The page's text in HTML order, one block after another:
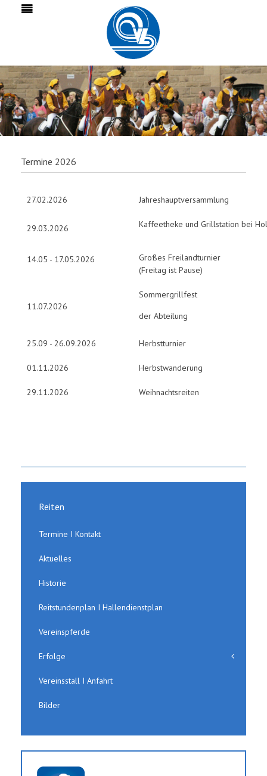
Termine 2026
27.02.2026 Jahreshauptversammlung
29.03.2026 Kaffeetheke und Grillstation bei
14.05 - 17.05.2026
Großes Freilandturnier
(Freitag ist Pause)
11.07.2026
Sommergrillfest
der Abteilung
25.09 - 26.09.2026 Herbstturnier
01.11.2026 Herbstwanderung
29.11.2026 Weihnachtsreiten
Reiten
Termine I Kontakt
Aktuelles
Historie
Reitstundenplan I Hallendienstplan
Vereinspferde
Erfolge
Vereinsstall I Anfahrt
Bilder